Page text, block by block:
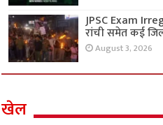
JPSC Exam
रांची समेत कई
August 3, 2026
खेल